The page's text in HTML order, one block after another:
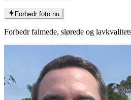
Forbedr foto nu
Forbedr falmede, slørede og